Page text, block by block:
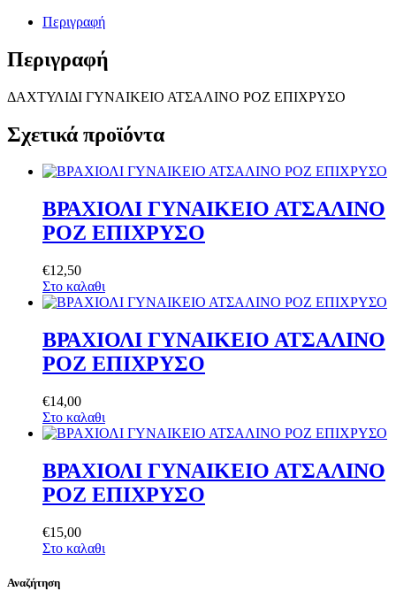
Περιγραφή
Περιγραφή
ΔΑΧΤΥΛΙΔΙ ΓΥΝΑΙΚΕΙΟ ΑΤΣΑΛΙΝΟ ΡΟΖ ΕΠΙΧΡΥΣΟ
Σχετικά προϊόντα
ΒΡΑΧΙΟΛΙ ΓΥΝΑΙΚΕΙΟ ΑΤΣΑΛΙΝΟ
ΡΟΖ ΕΠΙΧΡΥΣΟ
€12,50
Στο καλαθι
ΒΡΑΧΙΟΛΙ ΓΥΝΑΙΚΕΙΟ ΑΤΣΑΛΙΝΟ
ΡΟΖ ΕΠΙΧΡΥΣΟ
€14,00
Στο καλαθι
ΒΡΑΧΙΟΛΙ ΓΥΝΑΙΚΕΙΟ ΑΤΣΑΛΙΝΟ
ΡΟΖ ΕΠΙΧΡΥΣΟ
€15,00
Στο καλαθι
Αναζήτηση